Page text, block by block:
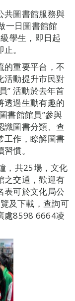
共圖書館服務與
一日圖書館館
學生，即日起
。
的重要平台，不
活動提升市民對
” 活動於去年首
透過生動有趣的
書館館員”參與
識圖書分類、查
工作，瞭解圖書
慣。
，共25場，文化
之交通，歡迎有
表可於文化局公
及下載，查詢可
處8598 6664凌